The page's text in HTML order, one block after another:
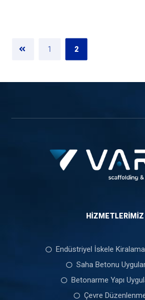
1 2
HIZMETLERIMIZ
Endüstriyel İskele
Saha Betonu
Betonarme Yapı
Çevre